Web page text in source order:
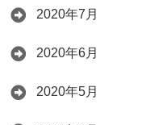
2020年7月
2020年6月
2020年5月